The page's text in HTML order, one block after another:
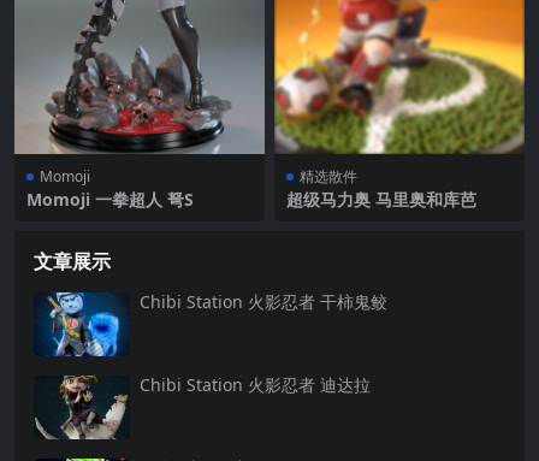
Momoji
Momoji 一拳超人 弩S
精选散件
超级马力奥 马里奥和库芭
文章展示
Chibi Station 火影忍者 干柿鬼鲛
Chibi Station 火影忍者 迪达拉